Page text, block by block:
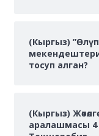
(Кыргыз)
тосуп алган?
(Кыргыз)
аралашмасы 4